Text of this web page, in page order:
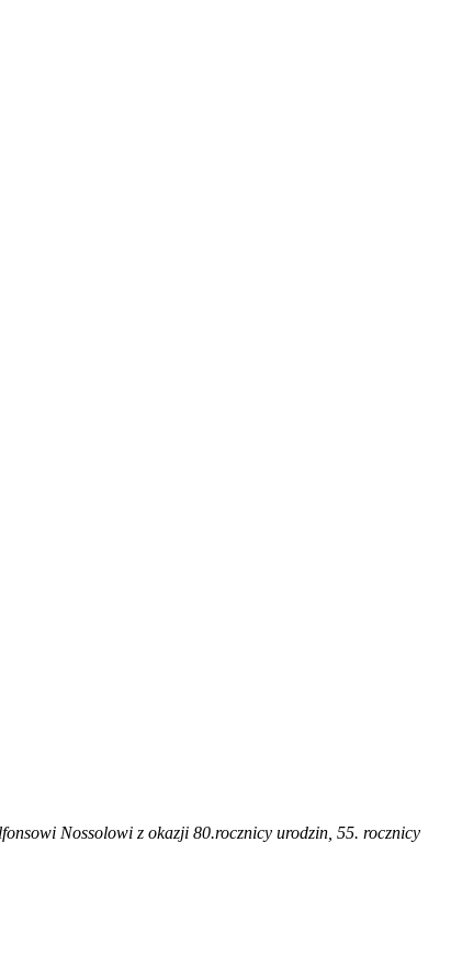
Nossolowi z okazji 80.rocznicy urodzin, 55. rocznicy